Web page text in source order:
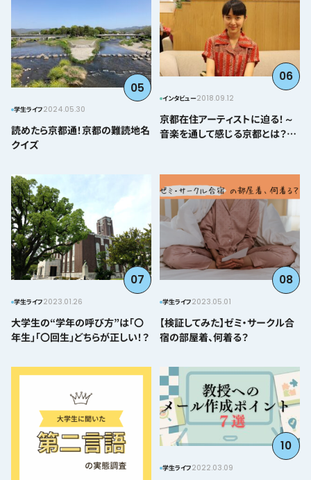
05
学生ライフ2024.05.30
読めたら京都通！京都の難読地名
クイズ
06
インタビュー2018.09.12
京都在住アーティストに迫る！～
音楽を通して感じる京都とは？＠
07
学生ライフ2023.01.26
大学生の“学年の呼び方”は「〇
年生」「〇回生」どちらが正しい！？
08
学生ライフ2023.05.01
【検証してみた】ゼミ・サークル合
宿の部屋着、何着る？
10
学生ライフ2022.03.09